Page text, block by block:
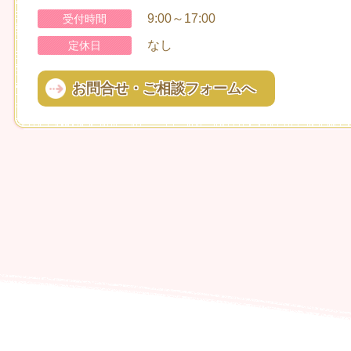
受付時間 9:00～17:00
定休日 なし
お問合せ・ご相談フォームへ